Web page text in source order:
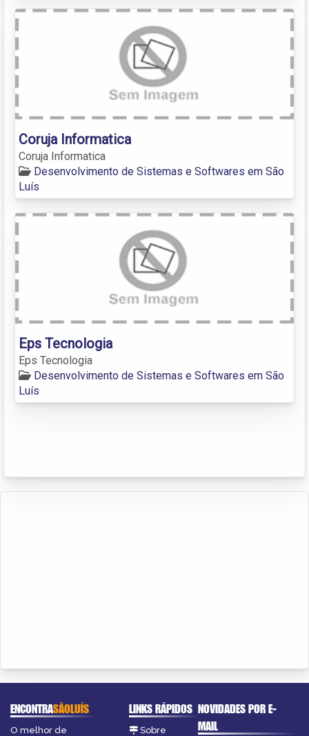
Coruja Informatica
Coruja Informatica
Desenvolvimento de Sistemas e Softwares em São
Luís
Eps Tecnologia
Eps Tecnologia
Desenvolvimento de Sistemas e Softwares em São
Luís
ENCONTRASÃOLUÍS
O melhor de
LINKS RÁPIDOS
Sobre
NOVIDADES POR E-
MAIL